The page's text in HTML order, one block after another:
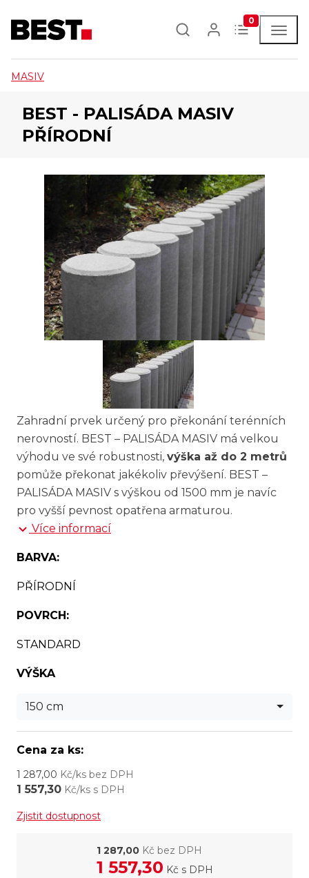
0
MASIV
BEST - PALISÁDA MASIV
PŘÍRODNÍ
Zahradní prvek určený pro překonání terénních
nerovností. BEST – PALISÁDA MASIV má velkou
výhodu ve své robustnosti, výška až do 2 metrů
pomůže překonat jakékoliv převýšení. BEST –
PALISÁDA MASIV s výškou od 1500 mm je navíc
pro vyšší pevnost opatřena armaturou.
Více informací
BARVA:
PŘÍRODNÍ
POVRCH:
STANDARD
VÝŠKA
150 cm
Cena za ks:
1 287,00 Kč/ks bez DPH
1 557,30 Kč/ks s DPH
Zjistit dostupnost
1 287,00Kč bez DPH
1 557,30 Kč s DPH